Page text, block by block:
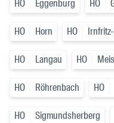
HO Eggenburg HO
HO Horn HO
HO Langau HO
HO Röhrenbach HO
HO Sigmundsherberg